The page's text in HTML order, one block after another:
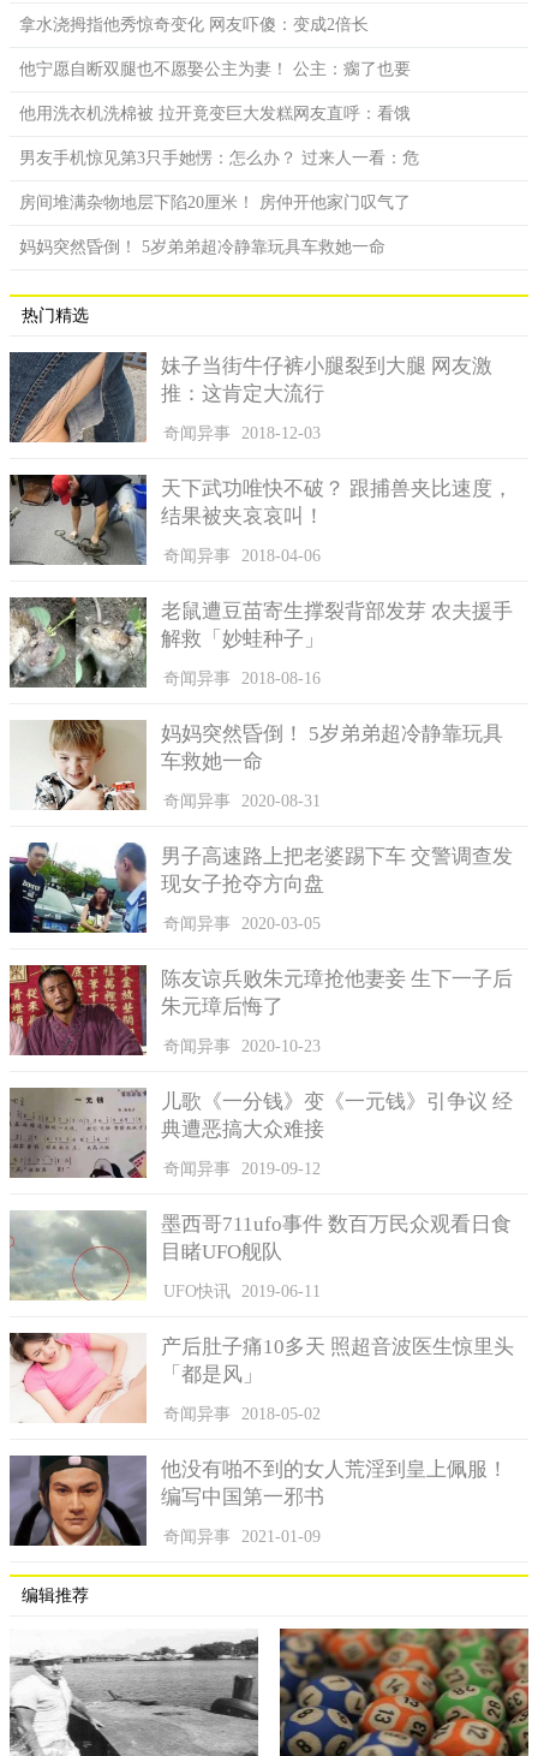
拿水浇拇指他秀惊奇变化 网友吓傻：变成2倍长
他宁愿自断双腿也不愿娶公主为妻！ 公主：瘸了也要
他用洗衣机洗棉被 拉开竟变巨大发糕网友直呼：看饿
男友手机惊见第3只手她愣：怎么办？ 过来人一看：危
房间堆满杂物地层下陷20厘米！ 房仲开他家门叹气了
妈妈突然昏倒！ 5岁弟弟超冷静靠玩具车救她一命
热门精选
妹子当街牛仔裤小腿裂到大腿 网友激
推：这肯定大流行
奇闻异事 2018-12-03
天下武功唯快不破？ 跟捕兽夹比速度，
结果被夹哀哀叫！
奇闻异事 2018-04-06
老鼠遭豆苗寄生撑裂背部发芽 农夫援手
解救「妙蛙种子」
奇闻异事 2018-08-16
妈妈突然昏倒！ 5岁弟弟超冷静靠玩具
车救她一命
奇闻异事 2020-08-31
男子高速路上把老婆踢下车 交警调查发
现女子抢夺方向盘
奇闻异事 2020-03-05
陈友谅兵败朱元璋抢他妻妾 生下一子后
朱元璋后悔了
奇闻异事 2020-10-23
儿歌《一分钱》变《一元钱》引争议 经
典遭恶搞大众难接
奇闻异事 2019-09-12
墨西哥711ufo事件 数百万民众观看日食
目睹UFO舰队
UFO快讯 2019-06-11
产后肚子痛10多天 照超音波医生惊里头
「都是风」
奇闻异事 2018-05-02
他没有啪不到的女人荒淫到皇上佩服！
编写中国第一邪书
奇闻异事 2021-01-09
编辑推荐